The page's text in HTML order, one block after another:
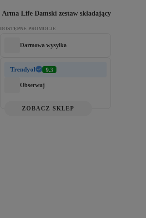
Arma Life Damski zestaw składający się z
DOSTĘPNE PROMOCJE
Darmowa wysyłka
Trendyol 9.3
Obserwuj
ZOBACZ SKLEP